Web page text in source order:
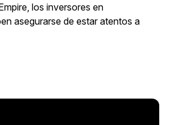
, los inversores en
asegurarse de estar atentos a